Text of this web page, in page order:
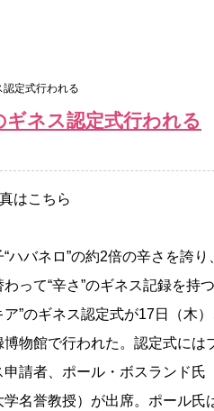
認定式行われる
ネス認定式行われる
はこちら
ハバネロ”の約2倍の辛さを誇り
って“辛さ”のギネス記録を持
ア”のギネス認定式が17日（木
博物館で行われた。認定式には
申請者、ポール・ボスランド氏
学名誉教授）が出席。ポール氏